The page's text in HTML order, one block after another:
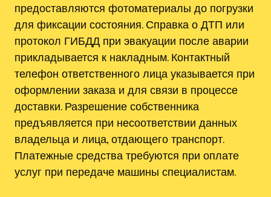
предоставляются фотоматериалы до погрузки
для фиксации состояния. Справка о ДТП или
протокол ГИБДД при эвакуации после аварии
прикладывается к накладным. Контактный
телефон ответственного лица указывается при
оформлении заказа и для связи в процессе
доставки. Разрешение собственника
предъявляется при несоответствии данных
владельца и лица, отдающего транспорт.
Платежные средства требуются при оплате
услуг при передаче машины специалистам.